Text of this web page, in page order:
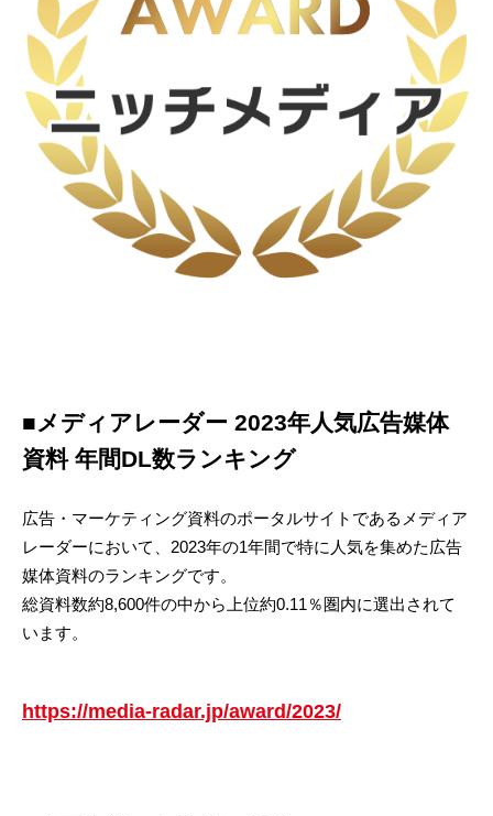
■メディアレーダー 2023年人気広告媒体
資料 年間DL数ランキング
広告・マーケティング資料のポータルサイトであるメディア
レーダーにおいて、2023年の1年間で特に人気を集めた広告
媒体資料のランキングです。
総資料数約8,600件の中から上位約0.11％圏内に選出されて
います。
https://media-radar.jp/award/2023/